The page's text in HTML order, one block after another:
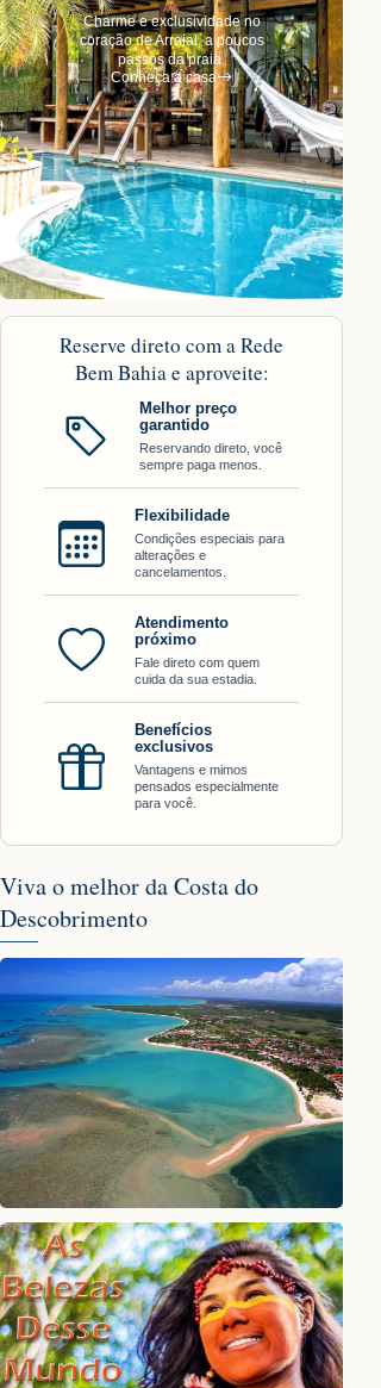
Charme e exclusividade no
coração de Arraial, a poucos
passos da praia.
Conheça a casa
Reserve direto com a Rede
Bem Bahia e aproveite:
Melhor preço
garantido
Reservando direto, você
sempre paga menos.
Flexibilidade
Condições especiais para
alterações e
cancelamentos.
Atendimento
próximo
Fale direto com quem
cuida da sua estadia.
Benefícios
exclusivos
Vantagens e mimos
pensados especialmente
para você.
Viva o melhor da Costa do
Descobrimento